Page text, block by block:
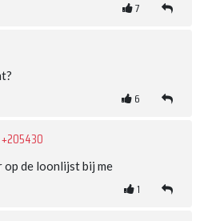
7
6
+205430
op de loonlijst bij me
1